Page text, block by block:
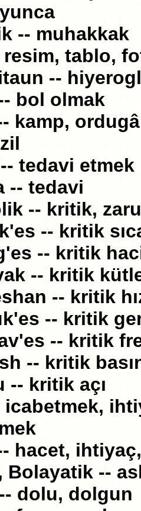
-- muhakkak
resim, tablo,
--
bol olmak
kamp,
tedavi etmek
-- tedavi
-- kritik,
-- kritik
-- kritik
-- kritik
-- kritik
-- kritik
-- kritik
-- kritik
-- kritik açı
icabetmek,
hacet,
Bolayatik --
dolu, dolgun